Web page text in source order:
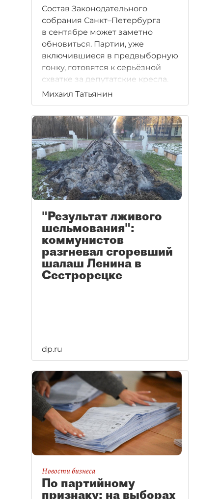
Состав Законодательного
собрания Санкт–Петербурга
в сентябре может заметно
обновиться. Партии, уже
включившиеся в предвыборную
гонку, готовятся к серьёзной
схватке за депутатские кресла.
Михаил Татьянин
"Результат лживого
шельмования":
коммунистов
разгневал сгоревший
шалаш Ленина в
Сестрорецке
dp.ru
Новости бизнеса
По партийному
признаку: на выборах